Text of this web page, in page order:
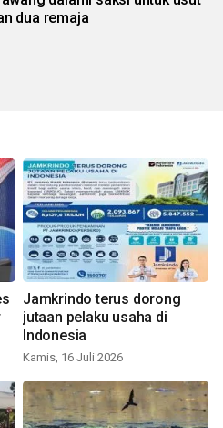
dua remaja
Jamkrindo terus dorong
jutaan pelaku usaha di
Indonesia
Kamis, 16 Juli 2026